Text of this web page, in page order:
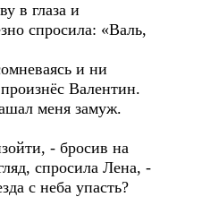
в глаза и
спросила: «Валь,
и ни
Валентин.
меня замуж.
- бросив на
спросила Лена, -
с неба упасть?